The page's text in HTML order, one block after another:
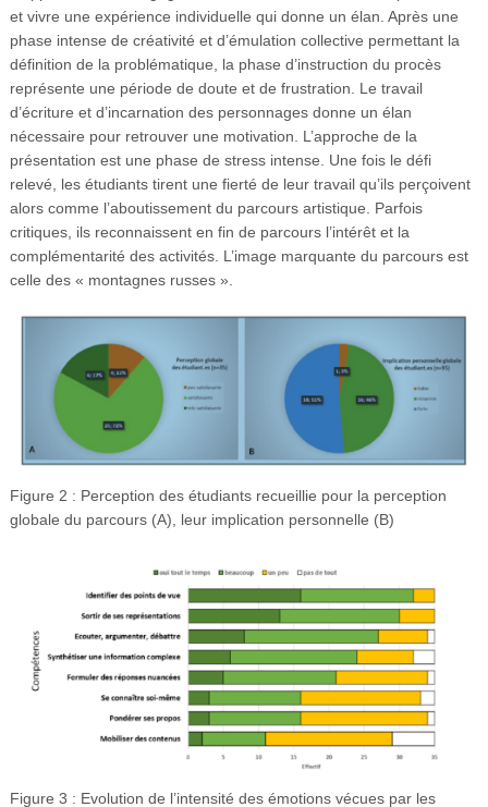
et vivre une expérience individuelle qui donne un élan. Après une
phase intense de créativité et d’émulation collective permettant la
définition de la problématique, la phase d’instruction du procès
représente une période de doute et de frustration. Le travail
d’écriture et d’incarnation des personnages donne un élan
nécessaire pour retrouver une motivation. L’approche de la
présentation est une phase de stress intense. Une fois le défi
relevé, les étudiants tirent une fierté de leur travail qu’ils perçoivent
alors comme l’aboutissement du parcours artistique. Parfois
critiques, ils reconnaissent en fin de parcours l’intérêt et la
complémentarité des activités. L’image marquante du parcours est
celle des « montagnes russes ».
Figure 2 : Perception des étudiants recueillie pour la perception
globale du parcours (A), leur implication personnelle (B)
Figure 3 : Evolution de l’intensité des émotions vécues par les